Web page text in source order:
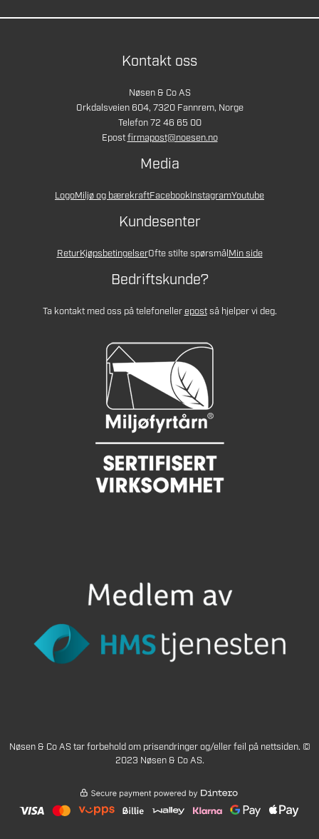
Kontakt oss
Nøsen & Co AS
Orkdalsveien 604, 7320 Fannrem, Norge
Telefon 72 46 65 00
Epostfirmapost@noesen.no
Media
LogoMiljø og bærekraftFacebookInstagramYoutube
Kundesenter
ReturKjøpsbetingelserOfte stilte spørsmålMin side
Bedriftskunde?
Ta kontakt med oss på telefonellerepostså hjelper vi deg.
Nøsen & Co AS tar forbehold om prisendringer og/eller feil på nettsiden. ©
2023 Nøsen & Co AS.